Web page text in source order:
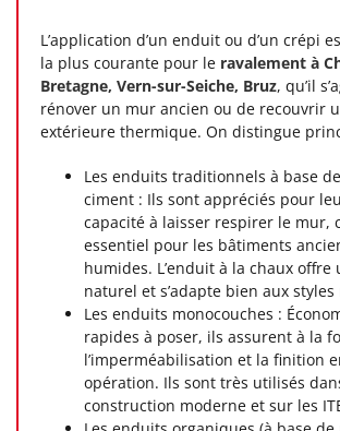
L’application d’un enduit ou d’un crépi
la plus courante pour le ravalement à
Bretagne, Vern-sur-Seiche, Bruz, qu’il
rénover un mur ancien ou de recouvrir
extérieure thermique. On distingue
Les enduits traditionnels à base
ciment : Ils sont appréciés pour
capacité à laisser respirer le mur,
essentiel pour les bâtiments
humides. L’enduit à la chaux offre
naturel et s’adapte bien aux
Les enduits monocouches :
rapides à poser, ils assurent à la
l’imperméabilisation et la finition
opération. Ils sont très utilisés
construction moderne et sur les